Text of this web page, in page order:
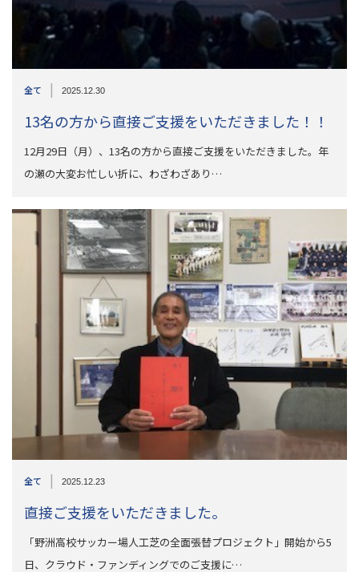
全て | 2025.12.30
13名の方から直接ご支援をいただきました！！
12月29日（月）、13名の方から直接ご支援をいただきました。年
の瀬の大変お忙しい折に、わざわざあり…
全て | 2025.12.23
直接ご支援をいただきました。
「野洲高校サッカー場人工芝の全面張替プロジェクト」開始から5
日、クラウド・ファンディングでのご支援に…